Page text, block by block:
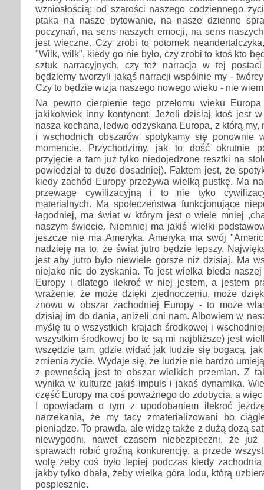
wzniosłością; od szarości naszego codziennego
ptaka na nasze bytowanie, na nasze dzienne
poczynań, na sens naszych emocji, na sens
jest wieczne. Czy zrobi to potomek
"Wilk, wilk", kiedy go nie było, czy zrobi to ktoś kto
sztuk narracyjnych, czy też narracja w tej
będziemy tworzyli jakąś narracji wspólnie my -
Czy to będzie wizja naszego nowego wieku - nie
Na pewno cierpienie tego przełomu wieku
jakikolwiek inny kontynent. Jeżeli dzisiaj ktoś jest
nasza kochana, ledwo odzyskana Europa, z którą my,
i wschodnich obszarów spotykamy się ponownie
momencie. Przychodzimy, jak to dość okrutnie
przyjęcie a tam już tylko niedojedzone resztki na
powiedział to dużo dosadniej). Faktem jest, że
kiedy zachód Europy przeżywa wielką pustkę. Ma
przewagę cywilizacyjną i to nie tyko
materialnych. Ma społeczeństwa funkcjonujące
łagodniej, ma świat w którym jest o wiele mniej
naszym świecie. Niemniej ma jakiś wielki
jeszcze nie ma Ameryka. Ameryka ma swój
nadzieję na to, że świat jutro będzie lepszy.
jest aby jutro było niewiele gorsze niż dzisiaj. Ma
niejako nic do zyskania. To jest wielka bieda
Europy i dlatego ilekroć w niej jestem, a jestem
wrażenie, że może dzięki zjednoczeniu, może
znowu w obszar zachodniej Europy - to może
dzisiaj im do dania, aniżeli oni nam. Albowiem w
myślę tu o wszystkich krajach środkowej i
wszystkim środkowej bo te są mi najbliższe) jest
wszędzie tam, gdzie widać jak ludzie się bogacą,
zmienia życie. Wydaje się, że ludzie nie bardzo
z pewnością jest to obszar wielkich przemian. Z
wynika w kulturze jakiś impuls i jakaś dynamika.
część Europy ma coś poważnego do zdobycia, a
I opowiadam o tym z upodobaniem ilekroć
narzekania, że my tacy zmaterializowani bo
pieniądze. To prawda, ale widzę także z dużą dozą
niewygodni, nawet czasem niebezpieczni, że już
sprawach robić groźną konkurencję, a przede
wolę żeby coś było lepiej podczas kiedy
jakby tylko dbała, żeby wielka góra lodu, którą
pospiesznie.